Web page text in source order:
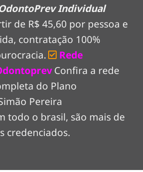
Individual
de R$ 45,60 por pessoa e
contratação 100%
Rede
Confira a rede
do Plano
Pereira
todo o brasil, são mais de
credenciados.